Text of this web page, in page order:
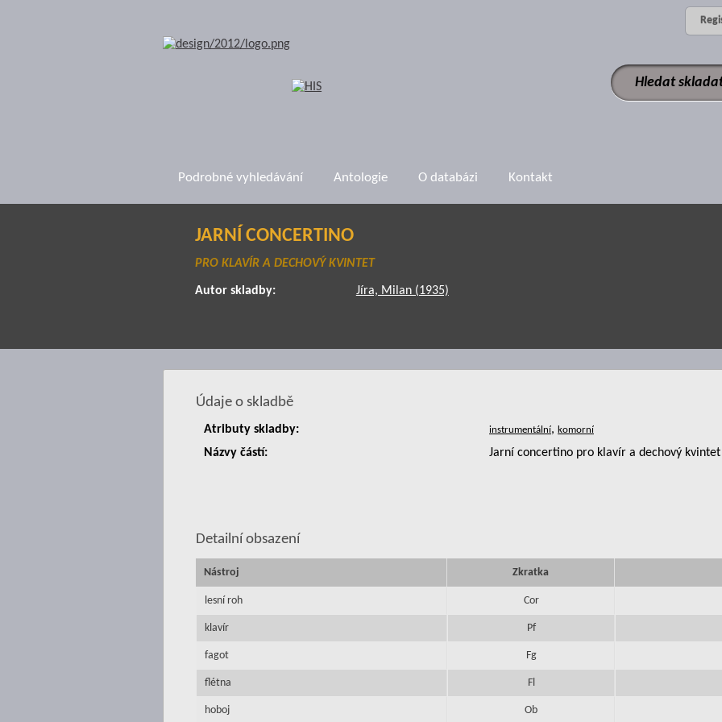
Podrobné vyhledávání Antologie O databázi Kontakt
JARNÍ CONCERTINO
PRO KLAVÍR A DECHOVÝ KVINTET
Autor skladby: Jíra, Milan (1935)
Údaje o skladbě
Atributy skladby:
,
Názvy částí:
Jarní concertino pro klavír a dechový kvintet
Detailní obsazení
Nástroj Zkratka
lesní roh Cor
klavír Pf
fagot Fg
flétna Fl
hoboj Ob